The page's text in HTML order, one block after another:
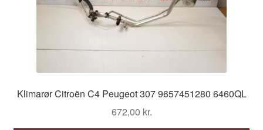
Klimarør Citroën C4 Peugeot 307 9657451280 6460QL
672,00 kr.